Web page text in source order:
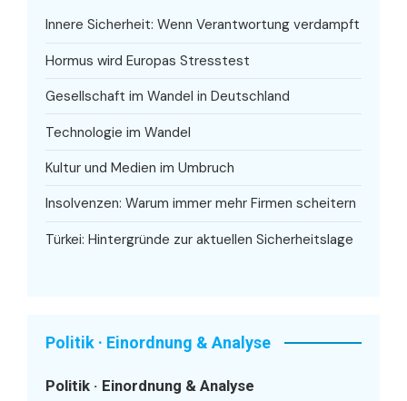
Innere Sicherheit: Wenn Verantwortung verdampft
Hormus wird Europas Stresstest
Gesellschaft im Wandel in Deutschland
Technologie im Wandel
Kultur und Medien im Umbruch
Insolvenzen: Warum immer mehr Firmen scheitern
Türkei: Hintergründe zur aktuellen Sicherheitslage
Politik · Einordnung & Analyse
Politik · Einordnung & Analyse